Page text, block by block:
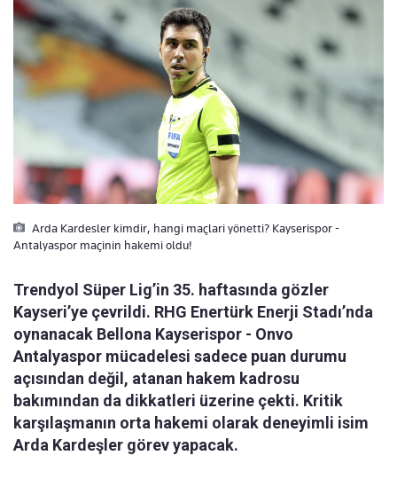
Arda Kardesler kimdir, hangi maçlari yönetti? Kayserispor -
Antalyaspor maçinin hakemi oldu!
Trendyol Süper Lig’in 35. haftasında gözler
Kayseri’ye çevrildi. RHG Enertürk Enerji Stadı’nda
oynanacak Bellona Kayserispor - Onvo
Antalyaspor mücadelesi sadece puan durumu
açısından değil, atanan hakem kadrosu
bakımından da dikkatleri üzerine çekti. Kritik
karşılaşmanın orta hakemi olarak deneyimli isim
Arda Kardeşler görev yapacak.